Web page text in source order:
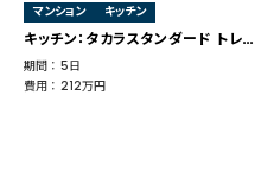
マンション キッチン
キッチン：タカラスタンダード トレーシア
期間 ： 5日
費用 ： 212万円